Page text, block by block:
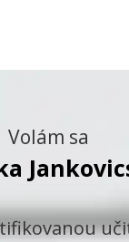
Volám sa